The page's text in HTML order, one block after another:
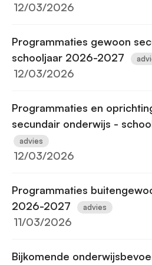
12/03/2026
Programmaties gewoon
schooljaar 2026-2027
12/03/2026
Programmaties en
secundair onderwijs -
advies
12/03/2026
Programmaties
2026-2027
advies
11/03/2026
Bijkomende